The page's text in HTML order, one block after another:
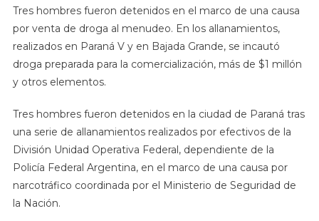
Tres hombres fueron detenidos en el marco de una causa
por venta de droga al menudeo. En los allanamientos,
realizados en Paraná V y en Bajada Grande, se incautó
droga preparada para la comercialización, más de $1 millón
y otros elementos.
Tres hombres fueron detenidos en la ciudad de Paraná tras
una serie de allanamientos realizados por efectivos de la
División Unidad Operativa Federal, dependiente de la
Policía Federal Argentina, en el marco de una causa por
narcotráfico coordinada por el Ministerio de Seguridad de
la Nación.